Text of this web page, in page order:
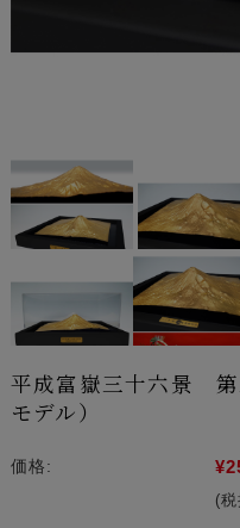
平成富嶽三十六景
モデル）
価格:
(